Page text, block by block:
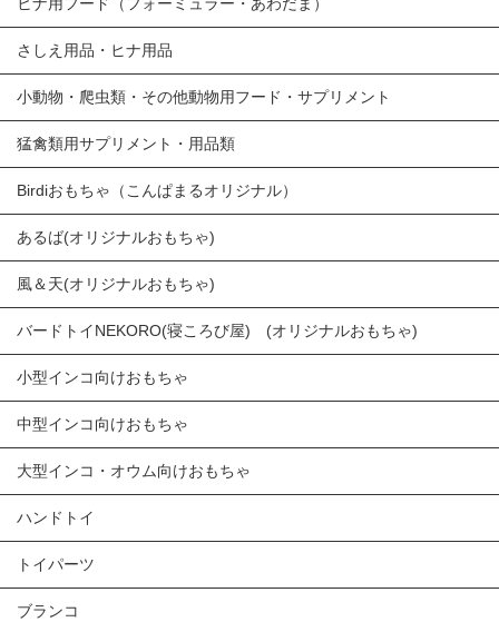
さしえ用品・ヒナ用品
小動物・爬虫類・その他動物用フード・サプリメント
猛禽類用サプリメント・用品類
Birdiおもちゃ（こんぱまるオリジナル）
あるば(オリジナルおもちゃ)
風＆天(オリジナルおもちゃ)
バードトイNEKORO(寝ころび屋) (オリジナルおもちゃ)
小型インコ向けおもちゃ
中型インコ向けおもちゃ
大型インコ・オウム向けおもちゃ
ハンドトイ
トイパーツ
ブランコ